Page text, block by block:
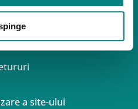
GDPR
a site-ului